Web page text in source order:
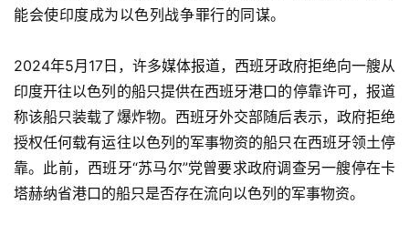
能会使印度成为以色列战争罪行的同谋。
2024年5月17日，许多媒体报道，西班牙政府拒绝向一艘从
印度开往以色列的船只提供在西班牙港口的停靠许可，报道
称该船只装载了爆炸物。西班牙外交部随后表示，政府拒绝
授权任何载有运往以色列的军事物资的船只在西班牙领土停
靠。此前，西班牙“苏马尔”党曾要求政府调查另一艘停在卡
塔赫纳省港口的船只是否存在流向以色列的军事物资。